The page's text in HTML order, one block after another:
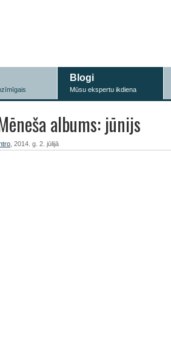
Blogi
Mūsu ekspertu ikdiena
albums: jūnijs
, 2014. g. 2. jūlijā